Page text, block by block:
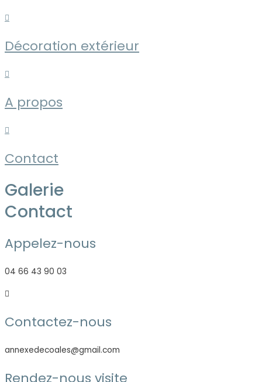
Décoration extérieur
A propos
Contact
Galerie
Contact
Appelez-nous
04 66 43 90 03
Contactez-nous
annexedecoales@gmail.com
Rendez-nous visite